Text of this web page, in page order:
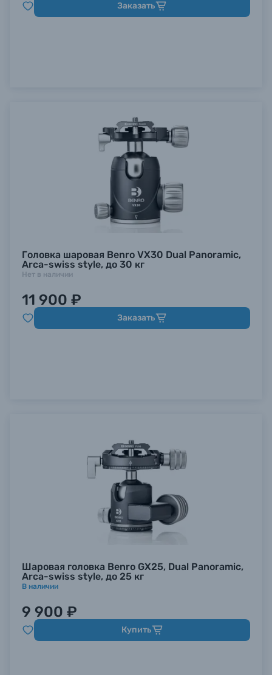
Заказать
Головка шаровая Benro VX30 Dual Panoramic,
Arca-swiss style, до 30 кг
Нет в наличии
11 900 ₽
Заказать
Шаровая головка Benro GX25, Dual Panoramic,
Arca-swiss style, до 25 кг
В наличии
9 900 ₽
Купить